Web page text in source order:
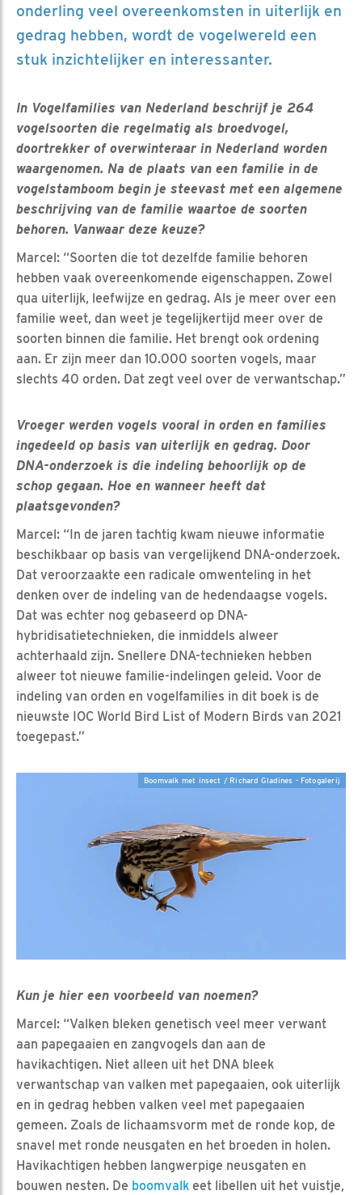
onderling veel overeenkomsten in uiterlijk en
gedrag hebben, wordt de vogelwereld een
stuk inzichtelijker en interessanter.
In Vogelfamilies van Nederland beschrijf je 264
vogelsoorten die regelmatig als broedvogel,
doortrekker of overwinteraar in Nederland worden
waargenomen. Na de plaats van een familie in de
vogelstamboom begin je steevast met een algemene
beschrijving van de familie waartoe de soorten
behoren. Vanwaar deze keuze?
Marcel: “Soorten die tot dezelfde familie behoren
hebben vaak overeenkomende eigenschappen. Zowel
qua uiterlijk, leefwijze en gedrag. Als je meer over een
familie weet, dan weet je tegelijkertijd meer over de
soorten binnen die familie. Het brengt ook ordening
aan. Er zijn meer dan 10.000 soorten vogels, maar
slechts 40 orden. Dat zegt veel over de verwantschap.”
Vroeger werden vogels vooral in orden en families
ingedeeld op basis van uiterlijk en gedrag. Door
DNA-onderzoek is die indeling behoorlijk op de
schop gegaan. Hoe en wanneer heeft dat
plaatsgevonden?
Marcel: “In de jaren tachtig kwam nieuwe informatie
beschikbaar op basis van vergelijkend DNA-onderzoek.
Dat veroorzaakte een radicale omwenteling in het
denken over de indeling van de hedendaagse vogels.
Dat was echter nog gebaseerd op DNA-
hybridisatietechnieken, die inmiddels alweer
achterhaald zijn. Snellere DNA-technieken hebben
alweer tot nieuwe familie-indelingen geleid. Voor de
indeling van orden en vogelfamilies in dit boek is de
nieuwste IOC World Bird List of Modern Birds van 2021
toegepast.”
Boomvalk met insect / Richard Gladines - Fotogalerij
Kun je hier een voorbeeld van noemen?
Marcel: “Valken bleken genetisch veel meer verwant
aan papegaaien en zangvogels dan aan de
havikachtigen. Niet alleen uit het DNA bleek
verwantschap van valken met papegaaien, ook uiterlijk
en in gedrag hebben valken veel met papegaaien
gemeen. Zoals de lichaamsvorm met de ronde kop, de
snavel met ronde neusgaten en het broeden in holen.
Havikachtigen hebben langwerpige neusgaten en
bouwen nesten. De boomvalk eet libellen uit het vuistje,